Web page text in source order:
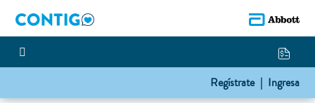
Regístrate | Ingresa